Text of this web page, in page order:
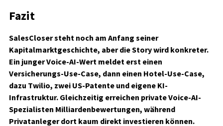
Fazit
SalesCloser steht noch am Anfang seiner
Kapitalmarktgeschichte, aber die Story wird konkreter.
Ein junger Voice-AI-Wert meldet erst einen
Versicherungs-Use-Case, dann einen Hotel-Use-Case,
dazu Twilio, zwei US-Patente und eigene KI-
Infrastruktur. Gleichzeitig erreichen private Voice-AI-
Spezialisten Milliardenbewertungen, während
Privatanleger dort kaum direkt investieren können.